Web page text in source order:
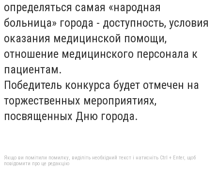
определяться самая «народная
больница» города - доступность, условия
оказания медицинской помощи,
отношение медицинского персонала к
пациентам.
Победитель конкурса будет отмечен на
торжественных мероприятиях,
посвященных Дню города.
Якщо ви помітили помилку, виділіть необхідний текст і натисніть Ctrl + Enter, щоб
повідомити про це редакцію